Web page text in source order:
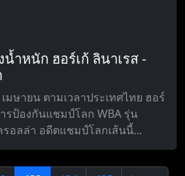
ำหนัก ฮอร์เก้ ลินาเรส -
มษายน ตามเวลาประเทศไทย ฮอร์
รป้องกันแชมป์โลก WBA รุ่น
อลล่า อดีตแชมป์โลกเส้นนี้...